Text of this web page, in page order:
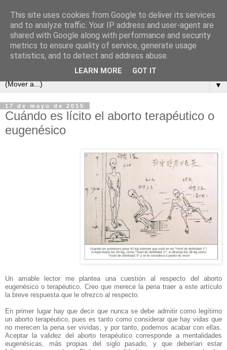
▼
17 de mayo de 2015
Cuándo es lícito el aborto terapéutico o
eugenésico
Un amable lector me plantea una cuestión al respecto del aborto
eugenésico o terapéutico. Creo que merece la pena traer a este artículo
la breve respuesta que le ofrezco al respecto.
En primer lugar hay que decir que nunca se debe admitir como legítimo
un aborto terapéutico, pues es tanto como considerar que hay vidas que
no merecen la pena ser vividas, y por tanto, podemos acabar con ellas.
Aceptar la validez del aborto terapéutico corresponde a mentalidades
eugenésicas, más propias del siglo pasado, y que deberían estar
This site uses cookies from Google to deliver its services
and to analyze traffic. Your IP address and user-agent are
shared with Google along with performance and security
metrics to ensure quality of service, generate usage
statistics, and to detect and address abuse.
LEARN MORE GOT IT